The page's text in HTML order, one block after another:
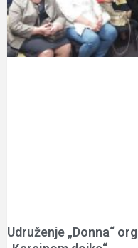
Udruženje „Donna“